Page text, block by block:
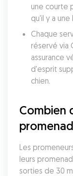
une courte
qu'il y a
Chaque
réservé via
assurance
d'esprit
chien.
Combien
Les
leurs
sorties de 30